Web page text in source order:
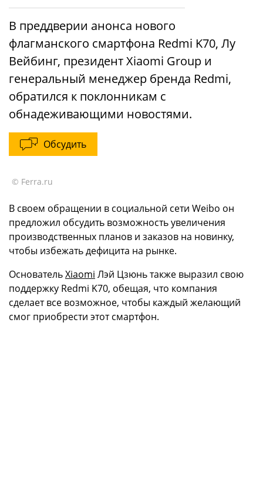
В преддверии анонса нового
флагманского смартфона Redmi K70, Лу
Вейбинг, президент Xiaomi Group и
генеральный менеджер бренда Redmi,
обратился к поклонникам с
обнадеживающими новостями.
Обсудить
© Ferra.ru
В своем обращении в социальной сети Weibo он
предложил обсудить возможность увеличения
производственных планов и заказов на новинку,
чтобы избежать дефицита на рынке.
ОсновательXiaomi Лэй Цзюнь также выразил свою
поддержку Redmi K70, обещая, что компания
сделает все возможное, чтобы каждый желающий
смог приобрести этот смартфон.